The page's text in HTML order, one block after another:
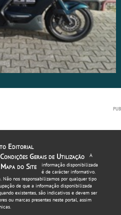
Editorial
Condições Gerais de Utilização
Mapa do Site
A
informação disponibilizada
é de carácter informativo.
nos responsabilizamos por qualquer tipo
de que a informação disponibilizada
existentes, são indicativos e devem ser
ou marcas presentes neste portal, assim